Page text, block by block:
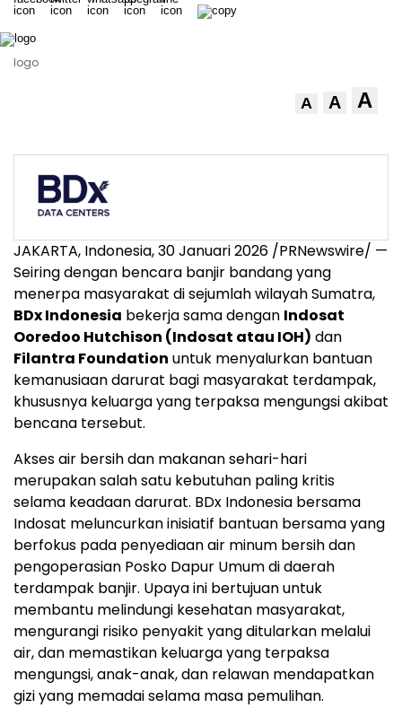
logo
A A A
JAKARTA, Indonesia, 30 Januari 2026 /PRNewswire/ —
Seiring dengan bencara banjir bandang yang
menerpa masyarakat di sejumlah wilayah Sumatra,
BDx Indonesia bekerja sama dengan Indosat
Ooredoo Hutchison (Indosat atau IOH) dan
Filantra Foundation untuk menyalurkan bantuan
kemanusiaan darurat bagi masyarakat terdampak,
khususnya keluarga yang terpaksa mengungsi akibat
bencana tersebut.
Akses air bersih dan makanan sehari-hari
merupakan salah satu kebutuhan paling kritis
selama keadaan darurat. BDx Indonesia bersama
Indosat meluncurkan inisiatif bantuan bersama yang
berfokus pada penyediaan air minum bersih dan
pengoperasian Posko Dapur Umum di daerah
terdampak banjir. Upaya ini bertujuan untuk
membantu melindungi kesehatan masyarakat,
mengurangi risiko penyakit yang ditularkan melalui
air, dan memastikan keluarga yang terpaksa
mengungsi, anak-anak, dan relawan mendapatkan
gizi yang memadai selama masa pemulihan.